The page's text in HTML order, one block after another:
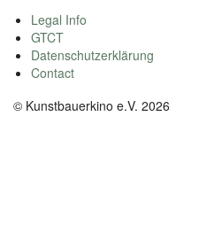
Legal Info
GTCT
Datenschutzerklärung
Contact
© Kunstbauerkino e.V. 2026